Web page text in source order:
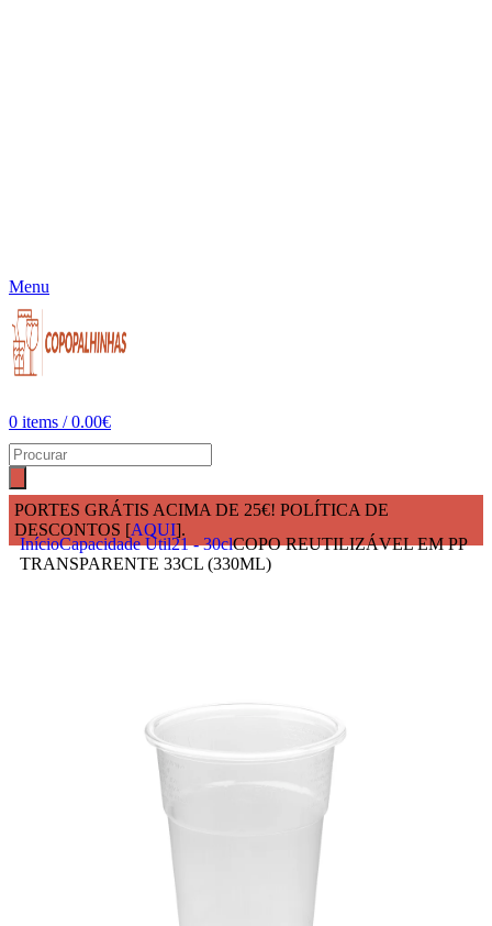
Menu
0 items / 0.00€
PORTES GRÁTIS ACIMA DE 25€! POLÍTICA DE
DESCONTOS [AQUI].
InícioCapacidade Útil21 - 30clCOPO REUTILIZÁVEL EM PP
TRANSPARENTE 33CL (330ML)